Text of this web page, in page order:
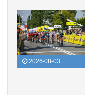
2026-08-03